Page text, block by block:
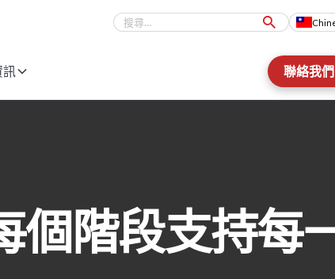
訊 聯絡我們
個階段支持每